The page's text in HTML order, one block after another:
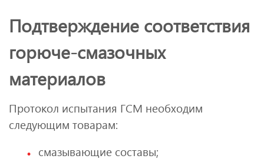
Подтверждение соответствия
горюче-смазочных
материалов
Протокол испытания ГСМ необходим
следующим товарам:
смазывающие составы;